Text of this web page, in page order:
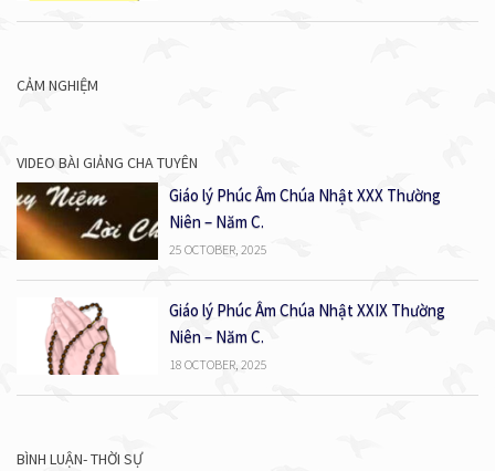
CẢM NGHIỆM
VIDEO BÀI GIẢNG CHA TUYÊN
Giáo lý Phúc Âm Chúa Nhật XXX Thường
Niên – Năm C.
25 OCTOBER, 2025
Giáo lý Phúc Âm Chúa Nhật XXIX Thường
Niên – Năm C.
18 OCTOBER, 2025
BÌNH LUẬN- THỜI SỰ